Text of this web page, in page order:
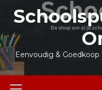
inhoud
Eenvoudig &
Primair